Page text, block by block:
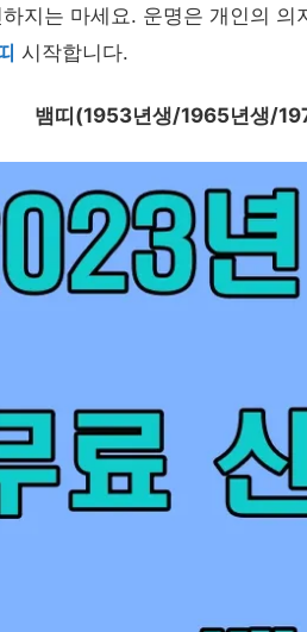
지는 마세요. 운명은 개인의
시작합니다.
뱀띠(1953년생/1965년생/